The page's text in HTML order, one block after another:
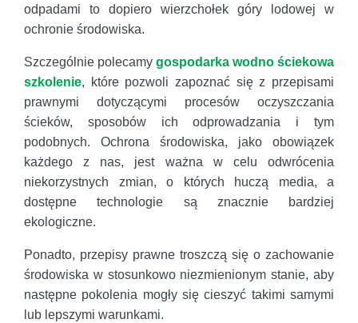
odpadami to dopiero wierzchołek góry lodowej w
ochronie środowiska.
Szczególnie polecamy gospodarka wodno ściekowa
szkolenie, które pozwoli zapoznać się z przepisami
prawnymi dotyczącymi procesów oczyszczania
ścieków, sposobów ich odprowadzania i tym
podobnych. Ochrona środowiska, jako obowiązek
każdego z nas, jest ważna w celu odwrócenia
niekorzystnych zmian, o których huczą media, a
dostępne technologie są znacznie bardziej
ekologiczne.
Ponadto, przepisy prawne troszczą się o zachowanie
środowiska w stosunkowo niezmienionym stanie, aby
następne pokolenia mogły się cieszyć takimi samymi
lub lepszymi warunkami.